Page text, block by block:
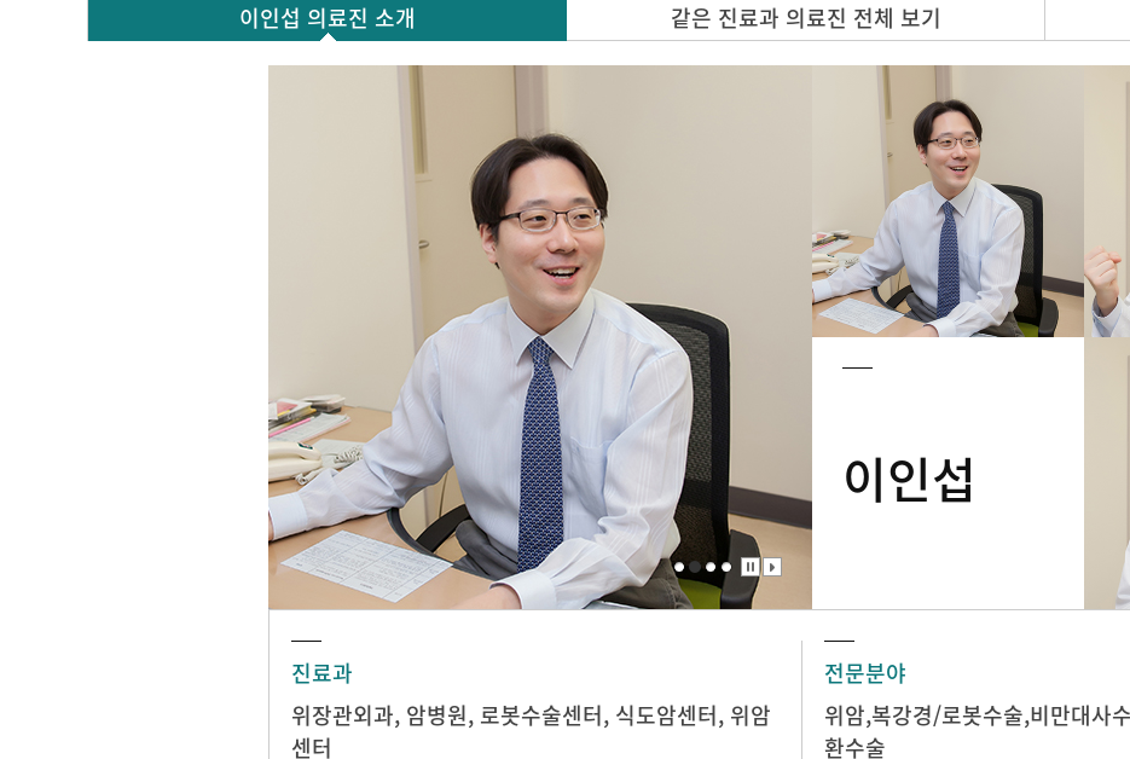
이인섭 의료진 소개 같은 진료과 의료진 전체 보기
이인섭
진료과
위장관외과, 암병원, 로봇수술센터, 식도암센터, 위암
센터
전문분야
위암,복강경/로봇수술,비만대사
환수술